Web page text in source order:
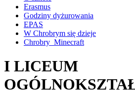
Erasmus
Godziny dyżurowania
EPAS
W Chrobrym się dzieje
Chrobry_Minecraft
I LICEUM